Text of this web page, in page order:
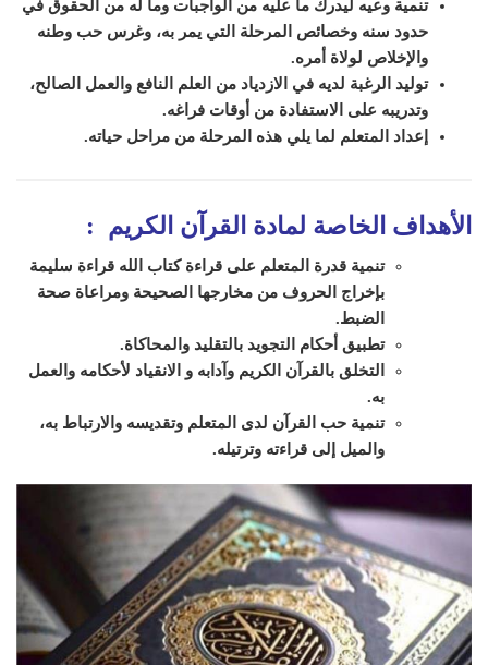
تنمية وعيه ليدرك ما عليه من الواجبات وما له من الحقوق في
حدود سنه وخصائص المرحلة التي يمر به، وغرس حب وطنه
والإخلاص لولاة أمره.
توليد الرغبة لديه في الازدياد من العلم النافع والعمل الصالح،
وتدريبه على الاستفادة من أوقات فراغه.
إعداد المتعلم لما يلي هذه المرحلة من مراحل حياته.
الأهداف الخاصة لمادة القرآن الكريم :
تنمية قدرة المتعلم على قراءة كتاب الله قراءة سليمة
بإخراج الحروف من مخارجها الصحيحة ومراعاة صحة
الضبط.
تطبيق أحكام التجويد بالتقليد والمحاكاة.
التخلق بالقرآن الكريم وآدابه و الانقياد لأحكامه والعمل
به.
تنمية حب القرآن لدى المتعلم وتقديسه والارتباط به،
والميل إلى قراءته وترتيله.